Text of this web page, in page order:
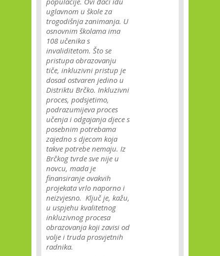
uglavnom u škole za
trogodišnja zanimanja. U
osnovnim školama ima
108 učenika s
invaliditetom. Što se
pristupa obrazovanju
tiče, inkluzivni pristup je
dosad ostvaren jedino u
Distriktu Brčko. Inkluzivni
proces, podsjetimo,
podrazumijeva proces
učenja i odgajanja djece s
posebnim potrebama
zajedno s djecom koja
takve potrebe nemaju. Iz
Brčkog tvrde sve nije u
novcu, mada je
finansiranje ovakvih
projekata vrlo naporno i
neizvjesno. Ključ je, kažu,
u uspjehu kvalitetnog
inkluzivnog procesa
obrazovanja koji zavisi od
volje i truda prosvjetnih
radnika.